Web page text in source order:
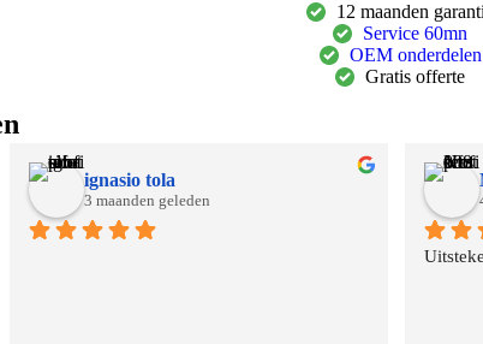
12 maanden
Service 60mn
OEM onderdelen
Gratis offerte
ignasio tola
3 maanden geleden